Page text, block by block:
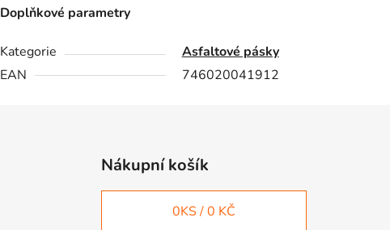
Doplňkové parametry
Kategorie
Asfaltové pásky
EAN
746020041912
Nákupní košík
0KS /0 KČ